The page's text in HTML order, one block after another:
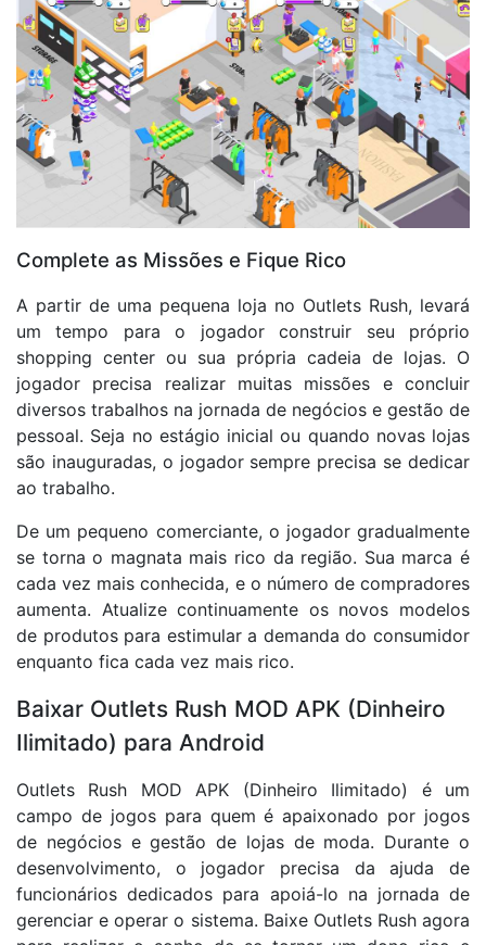
Complete as Missões e Fique Rico
A partir de uma pequena loja no Outlets Rush, levará
um tempo para o jogador construir seu próprio
shopping center ou sua própria cadeia de lojas. O
jogador precisa realizar muitas missões e concluir
diversos trabalhos na jornada de negócios e gestão de
pessoal. Seja no estágio inicial ou quando novas lojas
são inauguradas, o jogador sempre precisa se dedicar
ao trabalho.
De um pequeno comerciante, o jogador gradualmente
se torna o magnata mais rico da região. Sua marca é
cada vez mais conhecida, e o número de compradores
aumenta. Atualize continuamente os novos modelos
de produtos para estimular a demanda do consumidor
enquanto fica cada vez mais rico.
Baixar Outlets Rush MOD APK (Dinheiro
Ilimitado) para Android
Outlets Rush MOD APK (Dinheiro Ilimitado) é um
campo de jogos para quem é apaixonado por jogos
de negócios e gestão de lojas de moda. Durante o
desenvolvimento, o jogador precisa da ajuda de
funcionários dedicados para apoiá-lo na jornada de
gerenciar e operar o sistema. Baixe Outlets Rush agora